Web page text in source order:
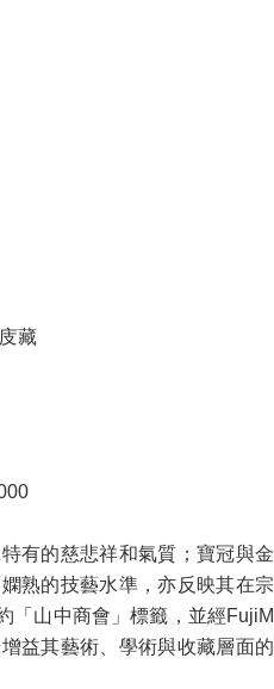
藏
有的慈悲祥和氣質；寶冠與金
熟的技藝水準，亦反映其在宗
「山中商會」標籤，並經FujiM
益其藝術、學術與收藏層面的